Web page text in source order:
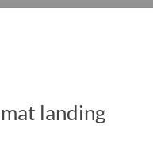
landing